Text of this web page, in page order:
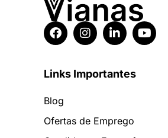
Links Importantes
Blog
Ofertas de Emprego